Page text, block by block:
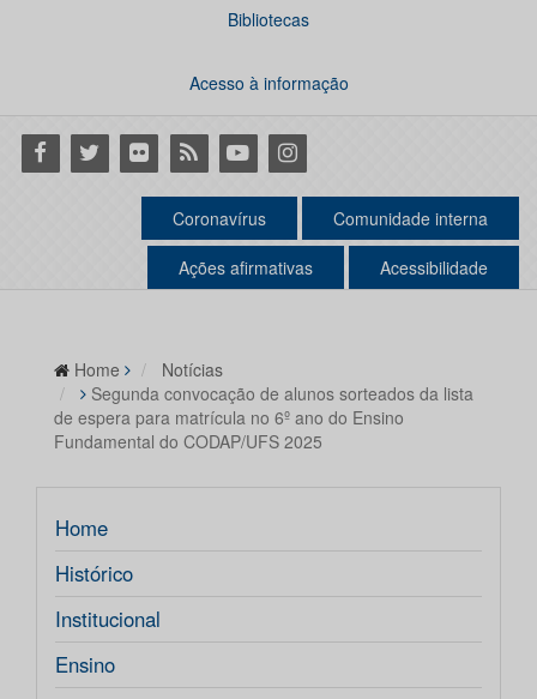
Bibliotecas
Acesso à informação
Facebook
Twitter Flickr RSS YoutubeInstagram
Coronavírus Comunidade interna
Ações afirmativas Acessibilidade
Home
Notícias
Segunda convocação de alunos sorteados da lista
de espera para matrícula no 6º ano do Ensino
Fundamental do CODAP/UFS 2025
Home
Histórico
Institucional
Ensino